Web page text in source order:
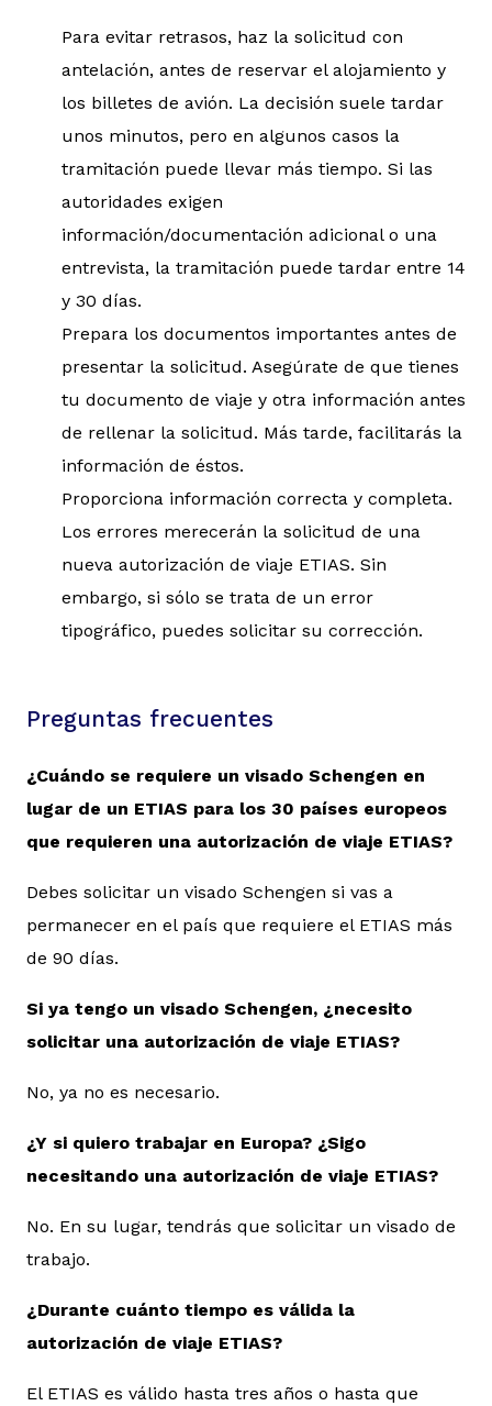
Para evitar retrasos, haz la solicitud con
antelación, antes de reservar el alojamiento y
los billetes de avión. La decisión suele tardar
unos minutos, pero en algunos casos la
tramitación puede llevar más tiempo. Si las
autoridades exigen
información/documentación adicional o una
entrevista, la tramitación puede tardar entre 14
y 30 días.
Prepara los documentos importantes antes de
presentar la solicitud. Asegúrate de que tienes
tu documento de viaje y otra información antes
de rellenar la solicitud. Más tarde, facilitarás la
información de éstos.
Proporciona información correcta y completa.
Los errores merecerán la solicitud de una
nueva autorización de viaje ETIAS. Sin
embargo, si sólo se trata de un error
tipográfico, puedes solicitar su corrección.
Preguntas frecuentes
¿Cuándo se requiere un visado Schengen en
lugar de un ETIAS para los 30 países europeos
que requieren una autorización de viaje ETIAS?
Debes solicitar un visado Schengen si vas a
permanecer en el país que requiere el ETIAS más
de 90 días.
Si ya tengo un visado Schengen, ¿necesito
solicitar una autorización de viaje ETIAS?
No, ya no es necesario.
¿Y si quiero trabajar en Europa? ¿Sigo
necesitando una autorización de viaje ETIAS?
No. En su lugar, tendrás que solicitar un visado de
trabajo.
¿Durante cuánto tiempo es válida la
autorización de viaje ETIAS?
El ETIAS es válido hasta tres años o hasta que